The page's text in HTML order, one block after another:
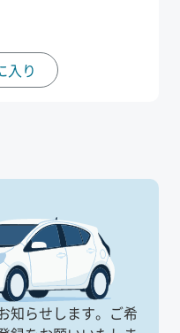
入り
らせします。 ご希